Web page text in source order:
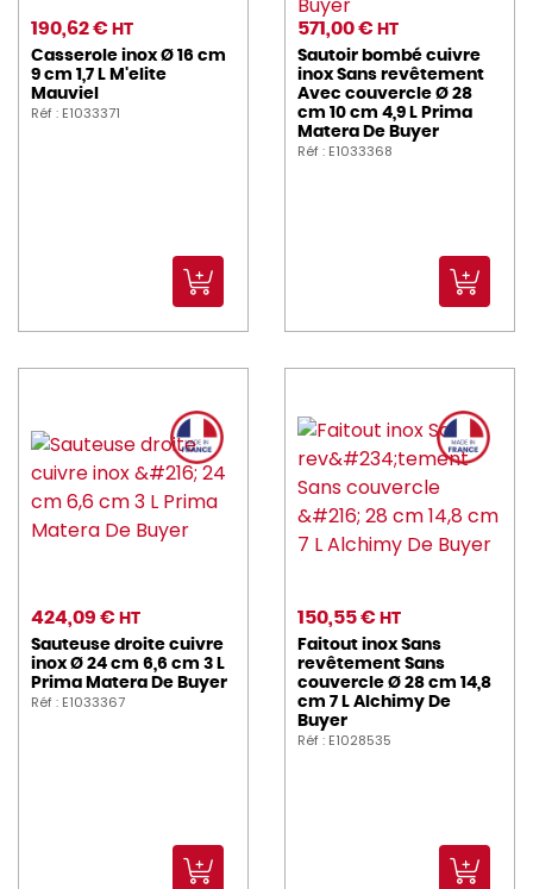
190,62 € HT
Casserole inox Ø 16 cm
9 cm 1,7 L M'elite
Mauviel
Réf : E1033371
571,00 € HT
Sautoir bombé cuivre
inox Sans revêtement
Avec couvercle Ø 28
cm 10 cm 4,9 L Prima
Matera De Buyer
Réf : E1033368
424,09 € HT
Sauteuse droite cuivre
inox Ø 24 cm 6,6 cm 3 L
Prima Matera De Buyer
Réf : E1033367
150,55 € HT
Faitout inox Sans
revêtement Sans
couvercle Ø 28 cm 14,8
cm 7 L Alchimy De
Buyer
Réf : E1028535